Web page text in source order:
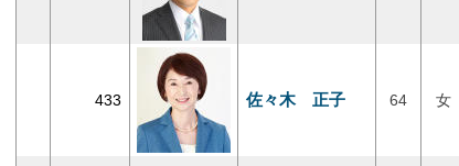
433 佐々木 正子 64 女